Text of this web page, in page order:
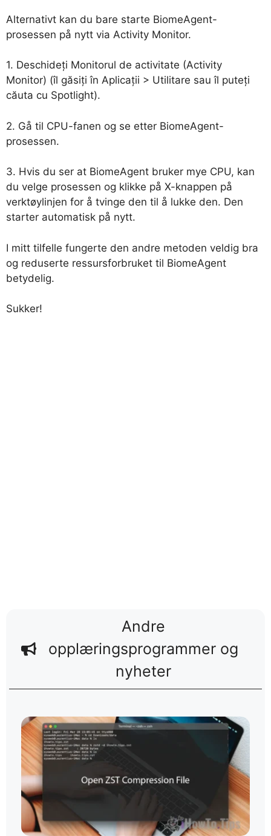
Alternativt kan du bare starte BiomeAgent-
prosessen på nytt via Activity Monitor.
1. Deschideți Monitorul de activitate (Activity
Monitor) (îl găsiți în Aplicații > Utilitare sau îl puteți
căuta cu Spotlight).
2. Gå til CPU-fanen og se etter BiomeAgent-
prosessen.
3. Hvis du ser at BiomeAgent bruker mye CPU, kan
du velge prosessen og klikke på X-knappen på
verktøylinjen for å tvinge den til å lukke den. Den
starter automatisk på nytt.
I mitt tilfelle fungerte den andre metoden veldig bra
og reduserte ressursforbruket til BiomeAgent
betydelig.
Sukker!
Andre
opplæringsprogrammer og
nyheter